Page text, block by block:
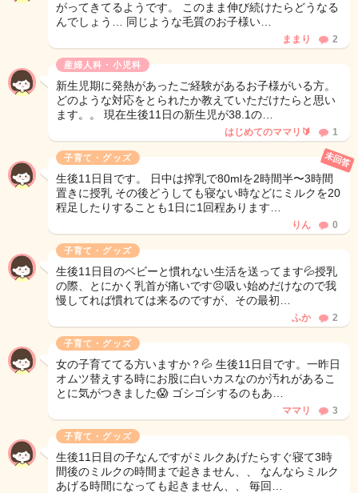
がってきてるようです。 このまま伸び続けたらどうなる
んでしょう… 同じような毛質のお子様い…
ままり 2
産婦人科・小児科
新生児期に発熱があったご経験があるお子様がいる方。
どのような対応をとられたか教えていただけたらと思い
ます。。 現在生後11日の新生児が38.1の…
はじめてのママリ🔰 1
子育て・グッズ
生後11日目です。 日中は搾乳で80mlを2時間半〜3時間
置きに授乳 その後どうしても寝ない時などにミルクを20
程足したりすることも1日に1回程あります…
未回答
りん 0
子育て・グッズ
生後11日目のベビーと慣れない生活を送ってます💦授乳
の際、とにかく乳首が痛いです😣吸い始めだけなので我
慢してれば慣れては来るのですが、その最初…
ふか 2
子育て・グッズ
女の子育ててる方いますか？💦 生後11日目です。一昨日
オムツ替えする時にお股に白いカスなのか汚れがあるこ
とに気がつきました😱 ゴシゴシするのもあ…
ママリ 3
子育て・グッズ
生後11日目の子なんですがミルクあげたらすぐ寝て3時
間後のミルクの時間まで起きません、、 なんならミルク
あげる時間になっても起きません、、 毎回…